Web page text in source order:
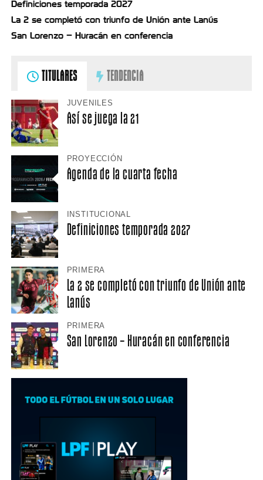
Definiciones temporada 2027
La 2 se completó con triunfo de Unión ante Lanús
San Lorenzo – Huracán en conferencia
TITULARES TENDENCIA
JUVENILES
Así se juega la 21
PROYECCIÓN
Agenda de la cuarta fecha
INSTITUCIONAL
Definiciones temporada 2027
PRIMERA
La 2 se completó con triunfo de Unión ante
Lanús
PRIMERA
San Lorenzo – Huracán en conferencia